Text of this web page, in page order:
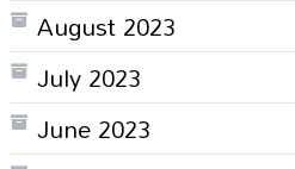
August 2023
July 2023
June 2023